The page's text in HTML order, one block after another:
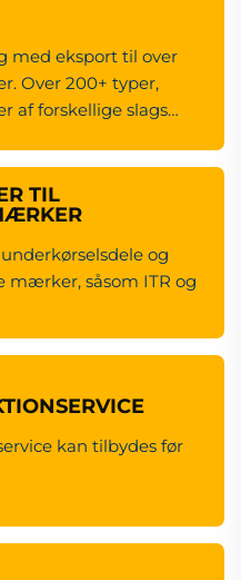
med eksport til over
Over 200+ typer,
af forskellige slags
TIL
og
mærker, såsom ITR og
kan tilbydes før